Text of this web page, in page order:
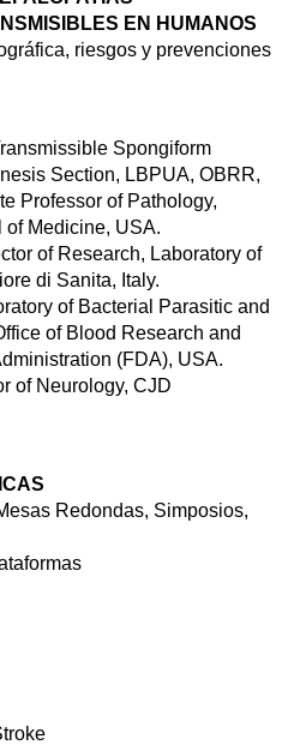
EN HUMANOS
riesgos y prevenciones
Spongiform
Section, LBPUA, OBRR,
Professor of Pathology,
of Medicine, USA.
of Research, Laboratory of
di Sanita, Italy.
of Bacterial Parasitic and
of Blood Research and
(FDA), USA.
of Neurology, CJD
Redondas, Simposios,